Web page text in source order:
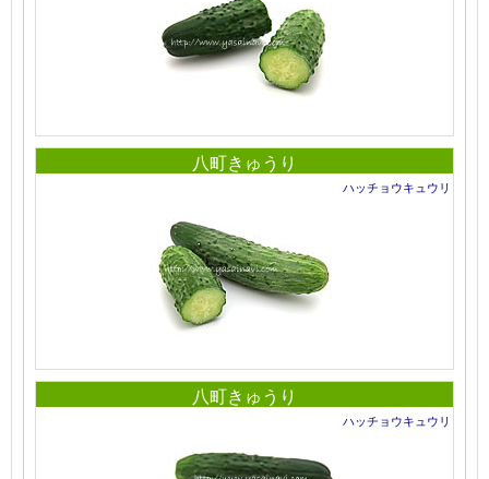
八町きゅうり
ハッチョウキュウリ
八町きゅうり
ハッチョウキュウリ